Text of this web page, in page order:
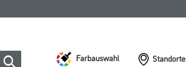
Farbauswahl
Standorte